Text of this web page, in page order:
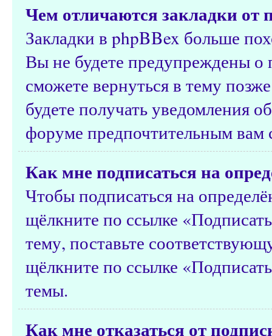
Чем отличаются закладки от
Закладки в phpBBex больше
Вы не будете предупреждены
сможете вернуться в тему
будете получать уведомления
форуме предпочтительным
Как мне подписаться на
Чтобы подписаться на
щёлкните по ссылке
тему, поставьте
щёлкните по ссылке
темы.
Как мне отказаться от